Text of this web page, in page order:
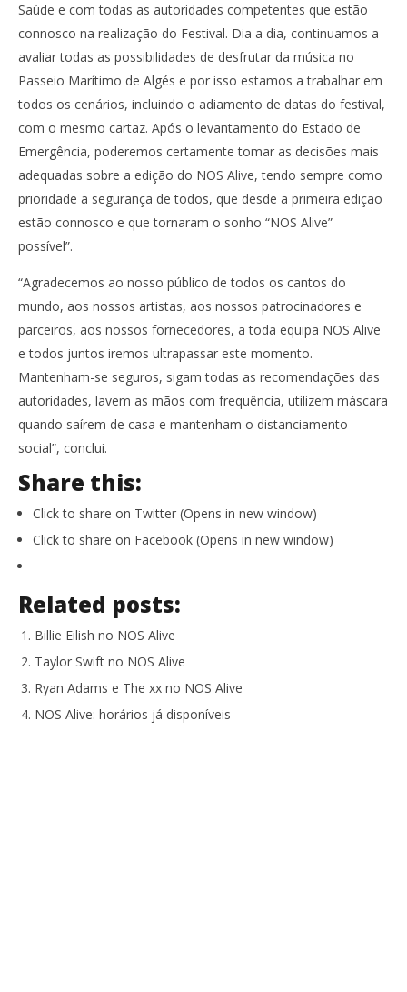
Saúde e com todas as autoridades competentes que estão
connosco na realização do Festival. Dia a dia, continuamos a
avaliar todas as possibilidades de desfrutar da música no
Passeio Marítimo de Algés e por isso estamos a trabalhar em
todos os cenários, incluindo o adiamento de datas do festival,
com o mesmo cartaz. Após o levantamento do Estado de
Emergência, poderemos certamente tomar as decisões mais
adequadas sobre a edição do NOS Alive, tendo sempre como
prioridade a segurança de todos, que desde a primeira edição
estão connosco e que tornaram o sonho “NOS Alive”
possível”.
“Agradecemos ao nosso público de todos os cantos do
mundo, aos nossos artistas, aos nossos patrocinadores e
parceiros, aos nossos fornecedores, a toda equipa NOS Alive
e todos juntos iremos ultrapassar este momento.
Mantenham-se seguros, sigam todas as recomendações das
autoridades, lavem as mãos com frequência, utilizem máscara
quando saírem de casa e mantenham o distanciamento
social”, conclui.
Share this:
Click to share on Twitter (Opens in new window)
Click to share on Facebook (Opens in new window)
Related posts:
Billie Eilish no NOS Alive
Taylor Swift no NOS Alive
Ryan Adams e The xx no NOS Alive
NOS Alive: horários já disponíveis